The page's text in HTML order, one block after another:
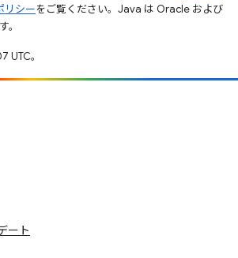
リシーをご覧ください。Java は Oracle および
。
UTC。
ート